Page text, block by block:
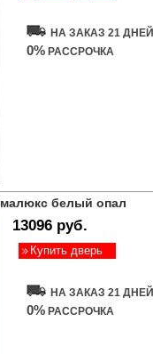
НА ЗАКАЗ 21 ДНЕЙ
0% РАССРОЧКА
белый опал
13096 руб.
Купить дверь
НА ЗАКАЗ 21 ДНЕЙ
0% РАССРОЧКА